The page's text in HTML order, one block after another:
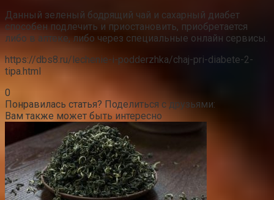
Данный зеленый бодрящий чай и сахарный диабет
способен подлечить и приостановить, приобретается
либо в аптеке, либо через специальные онлайн сервисы.
https://dbs8.ru/lechenie-i-podderzhka/chaj-pri-diabete-2-
tipa.html
0
Понравилась статья? Поделиться с друзьями:
Вам также может быть интересно